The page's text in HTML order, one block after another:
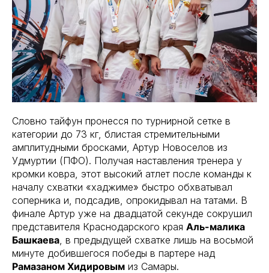
Словно тайфун пронесся по турнирной сетке в
категории до 73 кг, блистая стремительными
амплитудными бросками, Артур Новоселов из
Удмуртии (ПФО). Получая наставления тренера у
кромки ковра, этот высокий атлет после команды к
началу схватки «хаджиме» быстро обхватывал
соперника и, подсадив, опрокидывал на татами. В
финале Артур уже на двадцатой секунде сокрушил
представителя Краснодарского края Аль-малика
Башкаева , в предыдущей схватке лишь на восьмой
минуте добившегося победы в партере над
Рамазаном Хидировым из Самары.